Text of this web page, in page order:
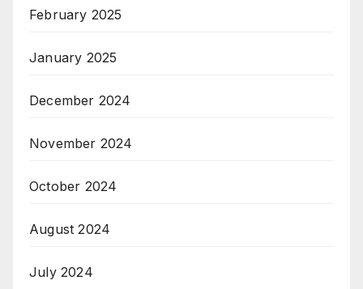
February 2025
January 2025
December 2024
November 2024
October 2024
August 2024
July 2024